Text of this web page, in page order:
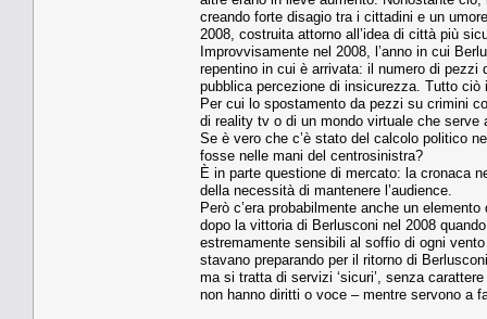
creando forte disagio tra i cittadini e un
2008, costruita attorno all’idea di città più
Improvvisamente nel 2008, l’anno in cui
repentino in cui è arrivata: il numero di
pubblica percezione di insicurezza. Tutto
Per cui lo spostamento da pezzi su crimini
di reality tv o di un mondo virtuale che serve
Se è vero che c’è stato del calcolo politico
fosse nelle mani del centrosinistra?
È in parte questione di mercato: la cronaca
della necessità di mantenere l’audience.
Però c’era probabilmente anche un
dopo la vittoria di Berlusconi nel 2008
estremamente sensibili al soffio di ogni
stavano preparando per il ritorno di
ma si tratta di servizi ‘sicuri’, senza
non hanno diritti o voce – mentre servono a